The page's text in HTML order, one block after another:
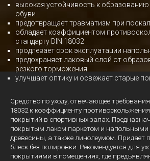
высокая устойчивость к
обуви
предотвращает травматизм при
обладает коэффициентом
стандарту DIN 18032
продлевает срок эксплуатации
предохраняет лаковый слой от
резкого торможения
улучшает оптику и освежает старые
Средство по уходу, отвечающее
18032 к коэффициенту
покрытий в спортивных залах.
покрытым лаком паркетом и напольными
древесины, а также линолеумом. Придает
блеск без полировки. Рекомендуется для
покрытиями в помещениях, где